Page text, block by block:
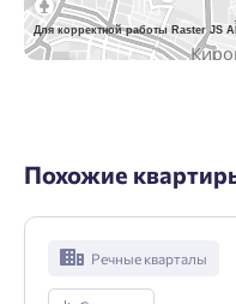
Для корректной работы Raster JS
Похожие
Речные кварталы